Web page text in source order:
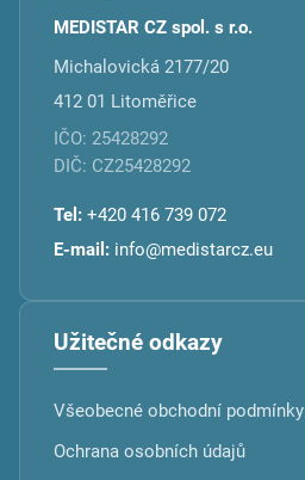
MEDISTAR CZ spol. s r.o.
Michalovická 2177/20
412 01 Litoměřice
IČO: 25428292
DIČ: CZ25428292
Tel: +420 416 739 072
E-mail: info@medistarcz.eu
Užitečné odkazy
Všeobecné obchodní podmínky
Ochrana osobních údajů